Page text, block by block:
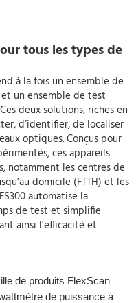
tous les types de
à la fois un ensemble de
un ensemble de test
deux solutions, riches en
d’identifier, de localiser
optiques. Conçus pour
ces appareils
notamment les centres de
domicile (FTTH) et les
automatise la
de test et simplifie
ainsi l’efficacité et
de produits FlexScan
de puissance à